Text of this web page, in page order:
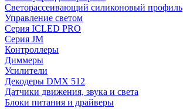
Светорассеивающий силиконовый профиль
Управление светом
Серия ICLED PRO
Серия JM
Контроллеры
Диммеры
Усилители
Декодеры DMX 512
Датчики движения, звука и света
Блоки питания и драйверы